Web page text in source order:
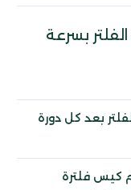
بسرعة
بعد كل دورة
كيس فلترة